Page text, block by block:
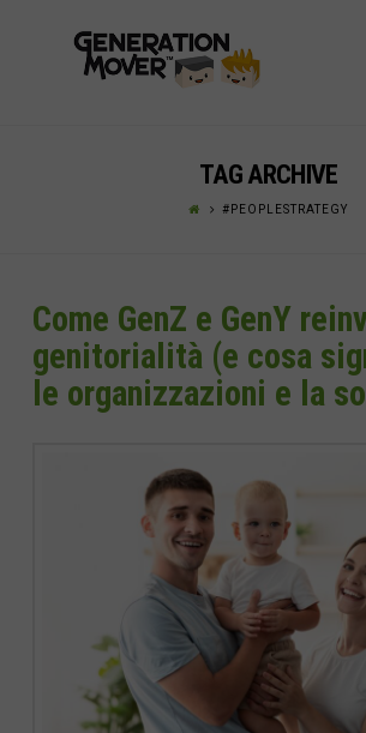
TAG ARCHIVE
#PEOPLESTRATEGY
Come GenZ e GenY
genitorialità (e cosa
le organizzazioni e la